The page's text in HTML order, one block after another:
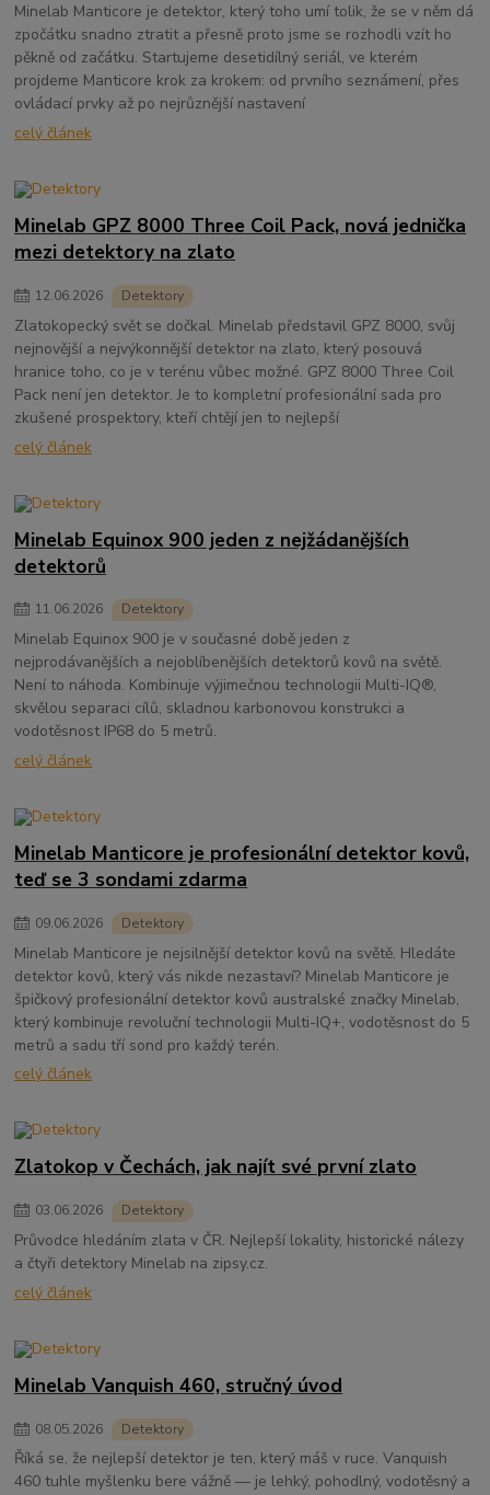
Minelab Manticore je detektor, který toho umí tolik, že se v něm dá
zpočátku snadno ztratit a přesně proto jsme se rozhodli vzít ho
pěkně od začátku. Startujeme desetidílný seriál, ve kterém
projdeme Manticore krok za krokem: od prvního seznámení, přes
ovládací prvky až po nejrůznější nastavení
celý článek
Minelab GPZ 8000 Three Coil Pack, nová jednička
mezi detektory na zlato
12.06.2026 Detektory
Zlatokopecký svět se dočkal. Minelab představil GPZ 8000, svůj
nejnovější a nejvýkonnější detektor na zlato, který posouvá
hranice toho, co je v terénu vůbec možné. GPZ 8000 Three Coil
Pack není jen detektor. Je to kompletní profesionální sada pro
zkušené prospektory, kteří chtějí jen to nejlepší
celý článek
Minelab Equinox 900 jeden z nejžádanějších
detektorů
11.06.2026 Detektory
Minelab Equinox 900 je v současné době jeden z
nejprodávanějších a nejoblíbenějších detektorů kovů na světě.
Není to náhoda. Kombinuje výjimečnou technologii Multi-IQ®,
skvělou separaci cílů, skladnou karbonovou konstrukci a
vodotěsnost IP68 do 5 metrů.
celý článek
Minelab Manticore je profesionální detektor kovů,
teď se 3 sondami zdarma
09.06.2026 Detektory
Minelab Manticore je nejsilnější detektor kovů na světě. Hledáte
detektor kovů, který vás nikde nezastaví? Minelab Manticore je
špičkový profesionální detektor kovů australské značky Minelab,
který kombinuje revoluční technologii Multi-IQ+, vodotěsnost do 5
metrů a sadu tří sond pro každý terén.
celý článek
Zlatokop v Čechách, jak najít své první zlato
03.06.2026 Detektory
Průvodce hledáním zlata v ČR. Nejlepší lokality, historické nálezy
a čtyři detektory Minelab na zipsy.cz.
celý článek
Minelab Vanquish 460, stručný úvod
08.05.2026 Detektory
Říká se, že nejlepší detektor je ten, který máš v ruce. Vanquish
460 tuhle myšlenku bere vážně — je lehký, pohodlný, vodotěsný a